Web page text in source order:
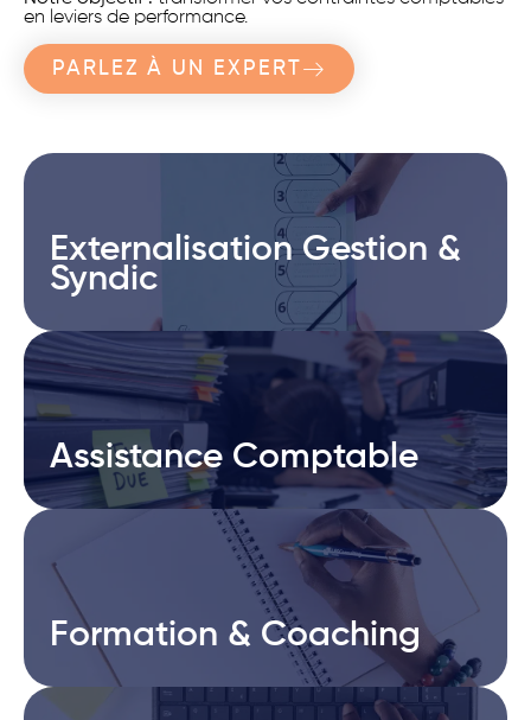
en leviers de performance.
PARLEZ À UN EXPERT
Externalisation Gestion &
Syndic
Externalisation Gestion &
Syndic
Assistance Comptable
Assistance Comptable
Formation & Coaching
Formation & Coaching